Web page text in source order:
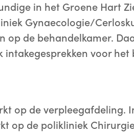
in het Groene Hart
Gynaecologie/
op de behandelkamer.
voor het
op de verpleegafdeling.
op de polikliniek